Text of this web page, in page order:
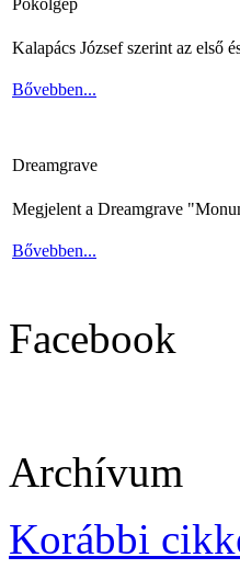
Kalapács József szerint az első
Bővebben...
Dreamgrave
Megjelent a Dreamgrave
Bővebben...
Facebook
Archívum
Korábbi